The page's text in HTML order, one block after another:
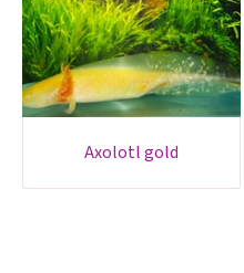
axolotl gold